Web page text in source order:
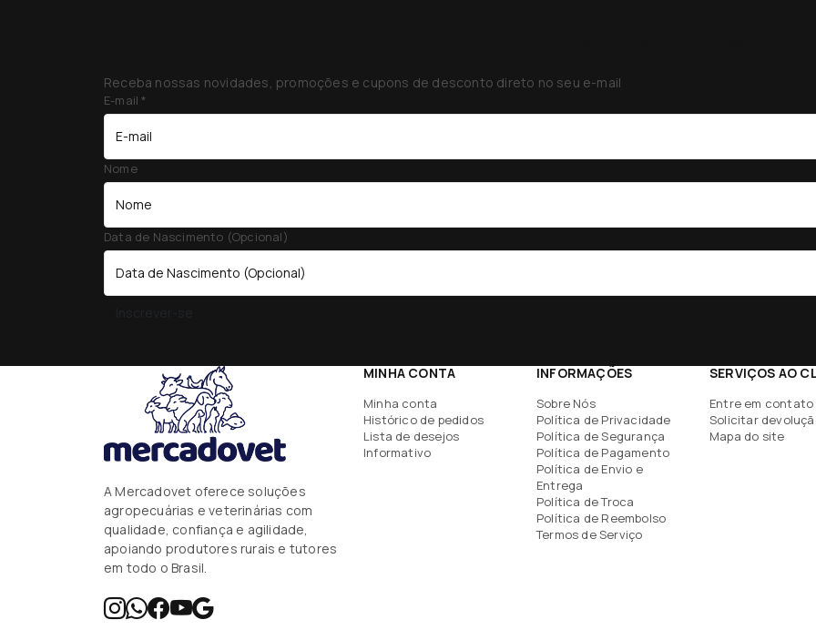
Receba nossas novidades, promoções e cupons de desconto direto no seu e-mail
E-mail*
Nome
Data de Nascimento (Opcional)
A Mercadovet oferece soluções
agropecuárias e veterinárias com
qualidade, confiança e agilidade,
apoiando produtores rurais e tutores
em todo o Brasil.
MINHA CONTA
Minha conta
Histórico de pedidos
Lista de desejos
Informativo
INFORMAÇÕES
Sobre Nós
Política de Privacidade
Política de Segurança
Política de Pagamento
Política de Envio e
Entrega
Política de Troca
Política de Reembolso
Termos de Serviço
SERVIÇOS AO
Entre em contato
Solicitar
Mapa do site